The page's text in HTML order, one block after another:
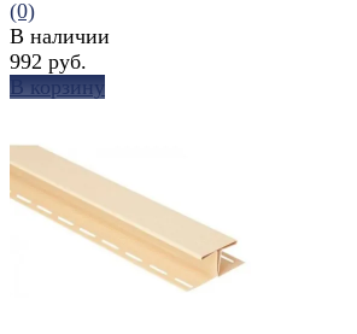
избранное сравнить
(0)
В наличии
992 руб.
В корзину